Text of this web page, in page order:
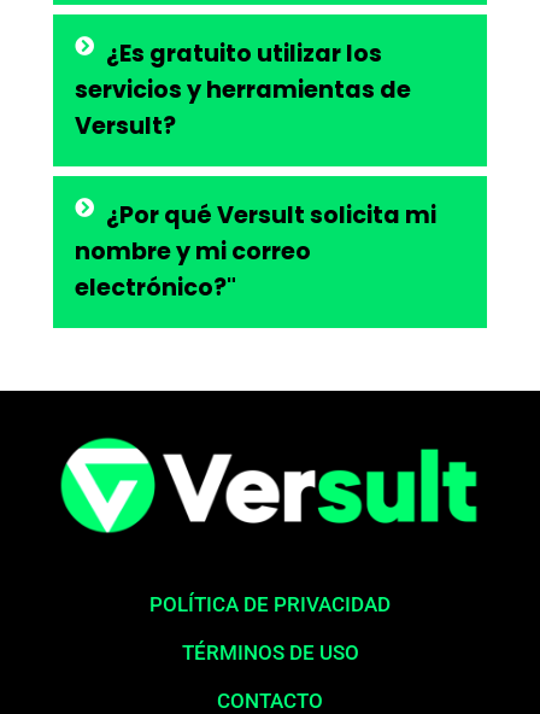
¿Es gratuito utilizar los
servicios y herramientas de
Versult?
¿Por qué Versult solicita mi
nombre y mi correo
electrónico?"
POLÍTICA DE PRIVACIDAD
TÉRMINOS DE USO
CONTACTO